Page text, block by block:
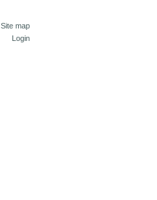
Site map
Login